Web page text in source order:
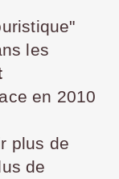
les
en 2010
plus de
de